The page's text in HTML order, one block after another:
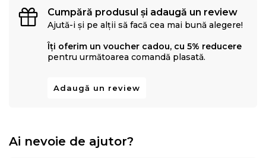
Cumpără produsul și adaugă un review
Ajută-i și pe alții să facă cea mai bună alegere!
Îți oferim un voucher cadou, cu 5% reducere
pentru următoarea comandă plasată.
Adaugă un review
Ai nevoie de ajutor?